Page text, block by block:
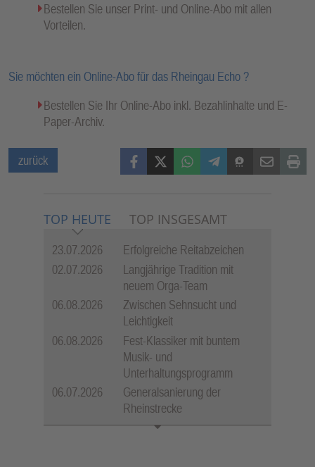
Bestellen Sie unser Print- und Online-Abo mit allen
Vorteilen.
Sie möchten ein Online-Abo für das Rheingau Echo ?
Bestellen Sie Ihr Online-Abo inkl. Bezahlinhalte und E-
Paper-Archiv.
zurück FacebookX (Twitter)WhatsAppTelegramThreemaMail Print
TOP HEUTE TOP INSGESAMT
23.07.2026
Erfolgreiche Reitabzeichen
02.07.2026
Langjährige Tradition mit
neuem Orga-Team
06.08.2026
Zwischen Sehnsucht und
Leichtigkeit
06.08.2026
Fest-Klassiker mit buntem
Musik- und
Unterhaltungsprogramm
06.07.2026
Generalsanierung der
Rheinstrecke